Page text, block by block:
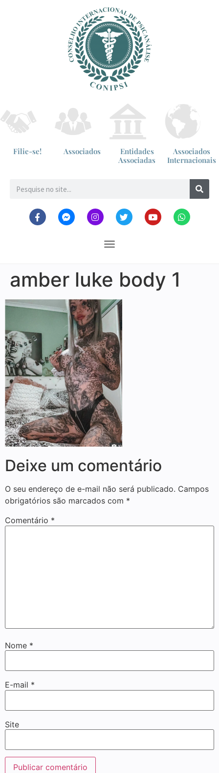
Filie-se! Associados
Entidades
Associadas
Associados
Internacionais
amber luke body 1
Deixe um comentário
O seu endereço de e-mail não será publicado. Campos
obrigatórios são marcados com *
Comentário *
Nome *
E-mail *
Site